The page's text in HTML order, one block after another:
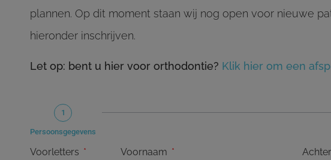
plannen. Op dit moment staan wij nog open voor nieuwe
hieronder inschrijven.
Let op: bent u hier voor orthodontie? Klik hier om een
1
Persoonsgegevens
Voorletters Voornaam